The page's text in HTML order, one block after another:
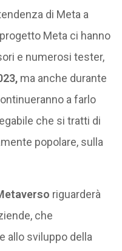
di Meta a
Meta ci hanno
e numerosi tester,
ma anche durante
a farlo
che si tratti di
popolare, sulla
riguarderà
che
allo sviluppo della